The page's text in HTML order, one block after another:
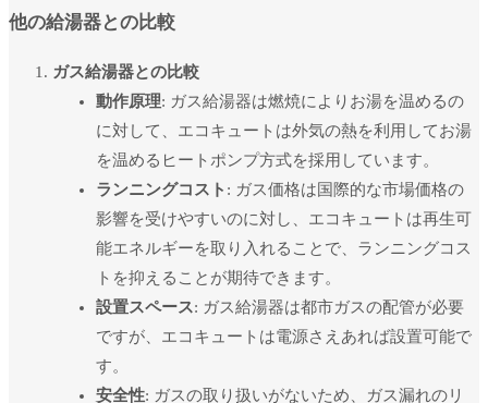
他の給湯器との比較
ガス給湯器との比較
動作原理: ガス給湯器は燃焼によりお湯を温めるの
に対して、エコキュートは外気の熱を利用してお湯
を温めるヒートポンプ方式を採用しています。
ランニングコスト : ガス価格は国際的な市場価格の
影響を受けやすいのに対し、エコキュートは再生可
能エネルギーを取り入れることで、ランニングコス
トを抑えることが期待できます。
設置スペース: ガス給湯器は都市ガスの配管が必要
ですが、エコキュートは電源さえあれば設置可能で
す。
安全性: ガスの取り扱いがないため、ガス漏れのリ